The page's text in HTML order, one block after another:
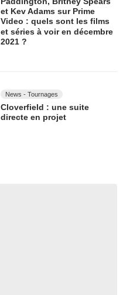
et Kev Adams sur Prime
Video : quels sont les films
et séries à voir en décembre
2021 ?
News - Tournages
Cloverfield : une suite
directe en projet